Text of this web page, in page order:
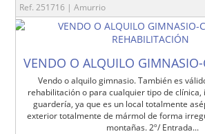
Ref. 251716 | Amurrio
VENDO O ALQUILO GIMNASIO-
Vendo o alquilo gimnasio. También es
rehabilitación o para cualquier tipo de clínica,
guardería, ya que es un local totalmente
exterior totalmente de mármol de forma
montañas. 2º/ Entrada...